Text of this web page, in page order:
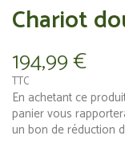
Chariot
194,99 €
TTC
En achetant ce
panier vous
un bon de réduction